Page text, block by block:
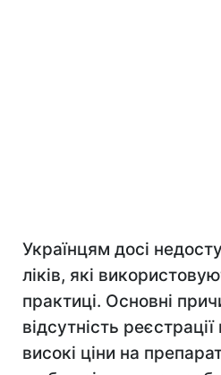
Українцям досі
ліків, які
практиці. Основні
відсутність реєстрації
високі ціни на